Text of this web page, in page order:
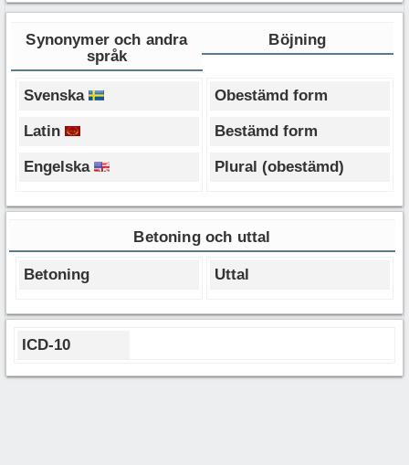
Synonymer och andra
språk
Böjning
Svenska
Latin
Engelska
Obestämd form
Bestämd form
Plural (obestämd)
Betoning och uttal
Betoning Uttal
ICD-10